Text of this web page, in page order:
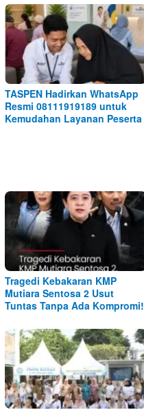
TASPEN Hadirkan WhatsApp
Resmi 08111919189 untuk
Kemudahan Layanan Peserta
Tragedi Kebakaran KMP
Mutiara Sentosa 2 Usut
Tuntas Tanpa Ada Kompromi!